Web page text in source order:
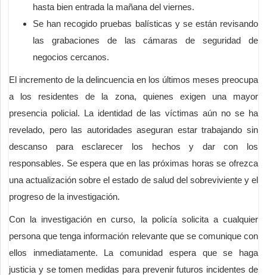
hasta bien entrada la mañana del viernes.
Se han recogido pruebas balísticas y se están revisando
las grabaciones de las cámaras de seguridad de
negocios cercanos.
El incremento de la delincuencia en los últimos meses preocupa
a los residentes de la zona, quienes exigen una mayor
presencia policial. La identidad de las víctimas aún no se ha
revelado, pero las autoridades aseguran estar trabajando sin
descanso para esclarecer los hechos y dar con los
responsables. Se espera que en las próximas horas se ofrezca
una actualización sobre el estado de salud del sobreviviente y el
progreso de la investigación.
Con la investigación en curso, la policía solicita a cualquier
persona que tenga información relevante que se comunique con
ellos inmediatamente. La comunidad espera que se haga
justicia y se tomen medidas para prevenir futuros incidentes de